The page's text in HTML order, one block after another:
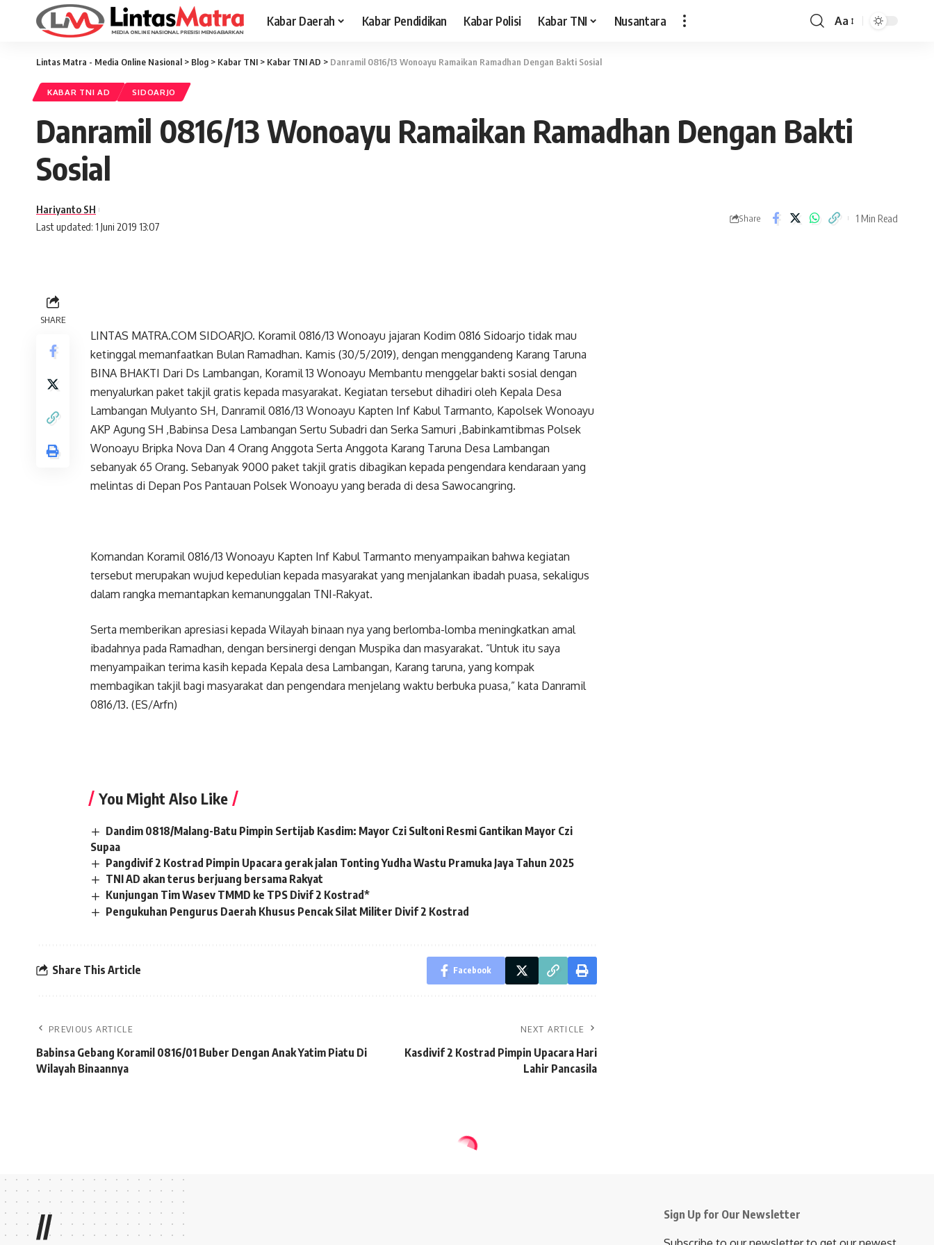
Kabar Daerah Kabar Pendidikan Kabar Polisi Kabar TNI Nusantara
Font
Aa
Lintas Matra - Media Online Nasional > Blog > Kabar TNI > Kabar TNI AD > Danramil 0816/13 Wonoayu Ramaikan Ramadhan Dengan Bakti Sosial
KABAR TNI AD SIDOARJO
Danramil 0816/13 Wonoayu Ramaikan Ramadhan Dengan Bakti
Sosial
Last updated: 1 Juni 2019 13:07
Hariyanto SH
Share 1 Min Read
SHARE
LINTAS MATRA.COM SIDOARJO. Koramil 0816/13 Wonoayu jajaran Kodim 0816 Sidoarjo tidak mau
ketinggal memanfaatkan Bulan Ramadhan. Kamis (30/5/2019), dengan menggandeng Karang Taruna
BINA BHAKTI Dari Ds Lambangan, Koramil 13 Wonoayu Membantu menggelar bakti sosial dengan
menyalurkan paket takjil gratis kepada masyarakat. Kegiatan tersebut dihadiri oleh Kepala Desa
Lambangan Mulyanto SH, Danramil 0816/13 Wonoayu Kapten Inf Kabul Tarmanto, Kapolsek Wonoayu
AKP Agung SH ,Babinsa Desa Lambangan Sertu Subadri dan Serka Samuri ,Babinkamtibmas Polsek
Wonoayu Bripka Nova Dan 4 Orang Anggota Serta Anggota Karang Taruna Desa Lambangan
sebanyak 65 Orang. Sebanyak 9000 paket takjil gratis dibagikan kepada pengendara kendaraan yang
melintas di Depan Pos Pantauan Polsek Wonoayu yang berada di desa Sawocangring.
Komandan Koramil 0816/13 Wonoayu Kapten Inf Kabul Tarmanto menyampaikan bahwa kegiatan
tersebut merupakan wujud kepedulian kepada masyarakat yang menjalankan ibadah puasa, sekaligus
dalam rangka memantapkan kemanunggalan TNI-Rakyat.
Serta memberikan apresiasi kepada Wilayah binaan nya yang berlomba-lomba meningkatkan amal
ibadahnya pada Ramadhan, dengan bersinergi dengan Muspika dan masyarakat. “Untuk itu saya
menyampaikan terima kasih kepada Kepala desa Lambangan, Karang taruna, yang kompak
membagikan takjil bagi masyarakat dan pengendara menjelang waktu berbuka puasa,” kata Danramil
0816/13. (ES/Arfn)
You Might Also Like
Dandim 0818/Malang-Batu Pimpin Sertijab Kasdim: Mayor Czi Sultoni Resmi Gantikan Mayor Czi
Supaa
Pangdivif 2 Kostrad Pimpin Upacara gerak jalan Tonting Yudha Wastu Pramuka Jaya Tahun 2025
TNI AD akan terus berjuang bersama Rakyat
Kunjungan Tim Wasev TMMD ke TPS Divif 2 Kostrad*
Pengukuhan Pengurus Daerah Khusus Pencak Silat Militer Divif 2 Kostrad
Share This Article Facebook
PREVIOUS ARTICLE
Babinsa Gebang Koramil 0816/01 Buber Dengan Anak Yatim Piatu Di
Wilayah Binaannya
NEXT ARTICLE
Kasdivif 2 Kostrad Pimpin Upacara Hari
Lahir Pancasila
// Sign Up for Our Newsletter